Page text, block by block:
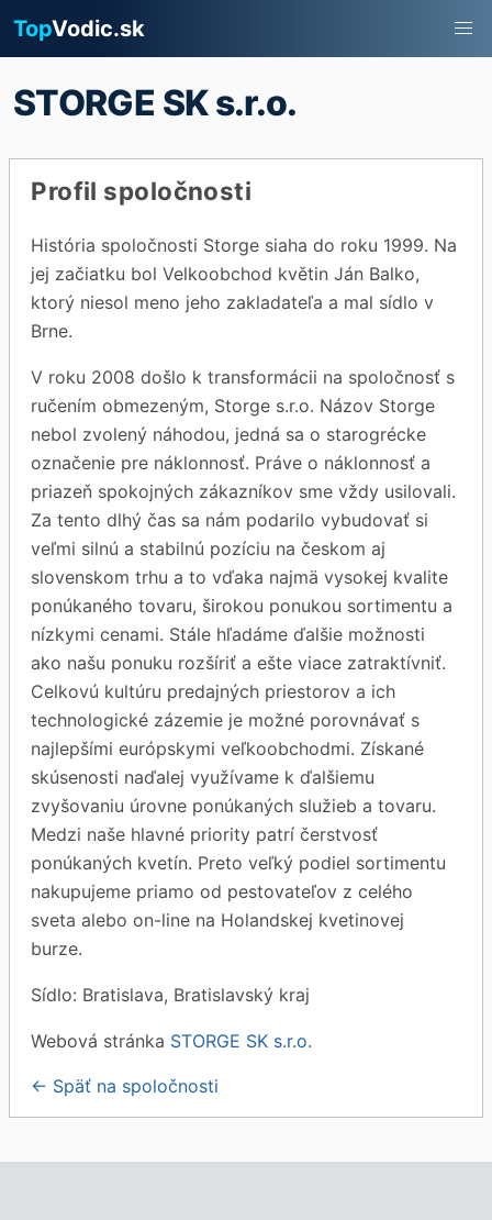
TopVodic.sk
STORGE SK s.r.o.
Profil spoločnosti
História spoločnosti Storge siaha do roku 1999. Na
jej začiatku bol Velkoobchod květin Ján Balko,
ktorý niesol meno jeho zakladateľa a mal sídlo v
Brne.
V roku 2008 došlo k transformácii na spoločnosť s
ručením obmezeným, Storge s.r.o. Názov Storge
nebol zvolený náhodou, jedná sa o starogrécke
označenie pre náklonnosť. Práve o náklonnosť a
priazeň spokojných zákazníkov sme vždy usilovali.
Za tento dlhý čas sa nám podarilo vybudovať si
veľmi silnú a stabilnú pozíciu na českom aj
slovenskom trhu a to vďaka najmä vysokej kvalite
ponúkaného tovaru, širokou ponukou sortimentu a
nízkymi cenami. Stále hľadáme ďalšie možnosti
ako našu ponuku rozšíriť a ešte viace zatraktívniť.
Celkovú kultúru predajných priestorov a ich
technologické zázemie je možné porovnávať s
najlepšími európskymi veľkoobchodmi. Získané
skúsenosti naďalej využívame k ďalšiemu
zvyšovaniu úrovne ponúkaných služieb a tovaru.
Medzi naše hlavné priority patrí čerstvosť
ponúkaných kvetín. Preto veľký podiel sortimentu
nakupujeme priamo od pestovateľov z celého
sveta alebo on-line na Holandskej kvetinovej
burze.
Sídlo: Bratislava, Bratislavský kraj
Webová stránka STORGE SK s.r.o.
← Späť na spoločnosti